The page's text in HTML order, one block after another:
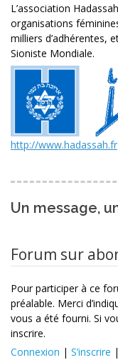
L’association
organisations
milliers d’adhérentes,
Sioniste Mondiale.
http://www.hadassah.fr
Un message,
Forum sur
Pour participer à ce
préalable. Merci
vous a été fourni. Si
inscrire.
Connexion | S’inscrire |